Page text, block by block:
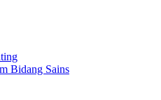
Bidang Sains